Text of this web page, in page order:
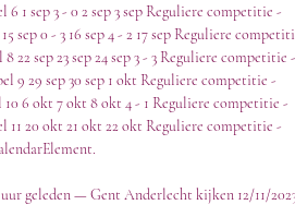
1 sep 3 - 0 2 sep 3 sep Reguliere competitie -
sep 0 - 3 16 sep 4 - 2 17 sep Reguliere
sep 23 sep 24 sep 3 - 3 Reguliere competitie -
9 29 sep 30 sep 1 okt Reguliere competitie -
6 okt 7 okt 8 okt 4 - 1 Reguliere competitie -
11 20 okt 21 okt 22 okt Reguliere competitie -
geleden — Gent Anderlecht kijken 12/11/